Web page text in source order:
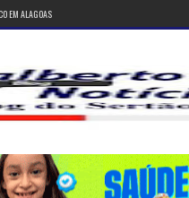
EM ALAGOAS